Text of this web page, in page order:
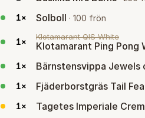
1× Solboll · 100 frön
1×
Klotamarant QIS White
Klotamarant Ping Pong
1× Bärnstensvippa Jewels
1× Fjäderborstgräs Tail
1× Tagetes Imperiale